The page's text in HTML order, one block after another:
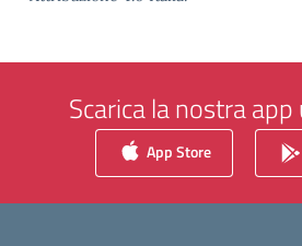
Scarica la nostra
App Store